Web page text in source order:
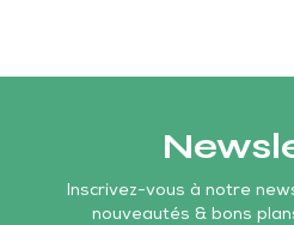
Inscrivez-vous à notre
nouveautés & bons